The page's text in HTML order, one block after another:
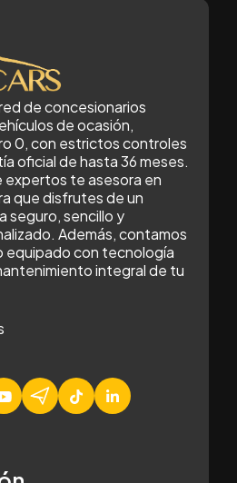
de concesionarios
de ocasión,
0, con estrictos controles
oficial de hasta 36 meses.
te asesora en
que disfrutes de un
seguro, sencillo y
Además, contamos
equipado con tecnología
integral de tu